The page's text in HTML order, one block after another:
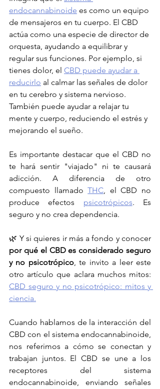
endocannabinoide es como un equipo
de mensajeros en tu cuerpo. El CBD
actúa como una especie de director de
orquesta, ayudando a equilibrar y
regular sus funciones. Por ejemplo, si
tienes dolor, el CBD puede ayudar a
reducirlo al calmar las señales de dolor
en tu cerebro y sistema nervioso.
También puede ayudar a relajar tu
mente y cuerpo, reduciendo el estrés y
mejorando el sueño.
Es importante destacar que el CBD no
te hará sentir "viajado" ni te causará
adicción. A diferencia de otro
compuesto llamado THC, el CBD no
produce efectos psicotrópicos. Es
seguro y no crea dependencia.
por qué el CBD es considerado seguro
y no psicotrópico, te invito a leer este
CBD seguro y no psicotrópico: mitos y
ciencia.
Cuando hablamos de la interacción del
CBD con el sistema endocannabinoide,
nos referimos a cómo se conectan y
trabajan juntos. El CBD se une a los
receptores del sistema
endocannabinoide, enviando señales